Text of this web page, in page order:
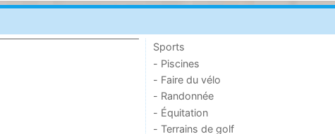
Sports
- Piscines
- Faire du vélo
- Randonnée
- Équitation
- Terrains de golf